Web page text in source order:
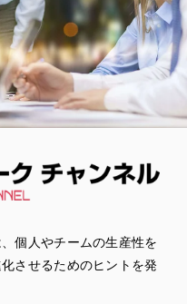
個人やチームの生産性を
させるためのヒントを発